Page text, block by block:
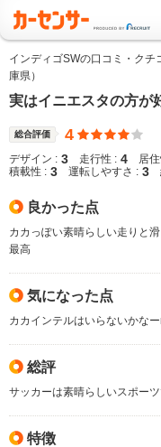
インディゴSWの口コミ・ク
庫県）
実はイニエスタの方が
総合評価 4
デザイン : 3 走行性 : 4 居
積載性 : 3 運転しやすさ : 3
良かった点
カカっぽい素晴らしい走りと
最高
気になった点
カカインテルはいらないかな
総評
サッカーは素晴らしいスポー
特徴